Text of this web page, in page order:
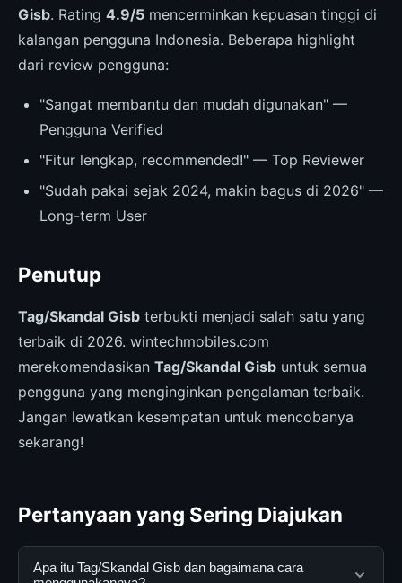
Gisb. Rating 4.9/5 mencerminkan kepuasan tinggi di
kalangan pengguna Indonesia. Beberapa highlight
dari review pengguna:
"Sangat membantu dan mudah digunakan" —
Pengguna Verified
"Fitur lengkap, recommended!" — Top Reviewer
"Sudah pakai sejak 2024, makin bagus di 2026" —
Long-term User
Penutup
Tag/Skandal Gisb terbukti menjadi salah satu yang
terbaik di 2026. wintechmobiles.com
merekomendasikan Tag/Skandal Gisb untuk semua
pengguna yang menginginkan pengalaman terbaik.
Jangan lewatkan kesempatan untuk mencobanya
sekarang!
Pertanyaan yang Sering Diajukan
Apa itu Tag/Skandal Gisb dan bagaimana cara